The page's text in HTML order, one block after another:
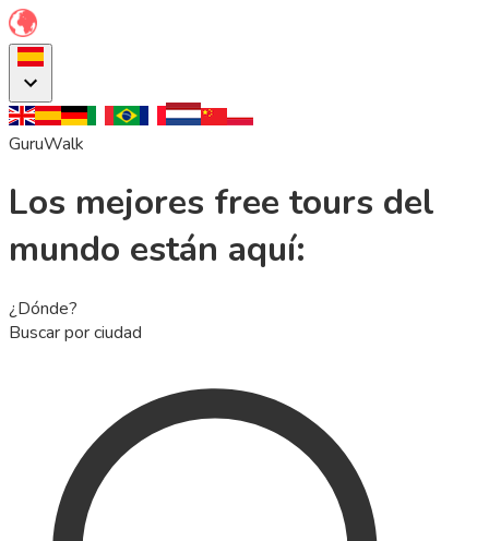
GuruWalk
Los mejores free tours del
mundo están aquí:
¿Dónde?
Buscar por ciudad